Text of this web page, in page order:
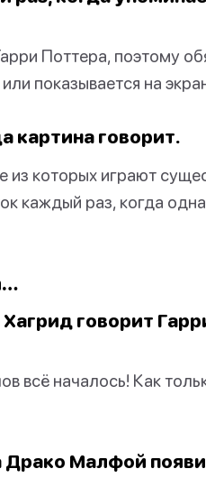
Поттера, поэтому
показывается на
картина говорит.
из которых играют
каждый раз, когда
говорит
всё началось! Как
Малфой